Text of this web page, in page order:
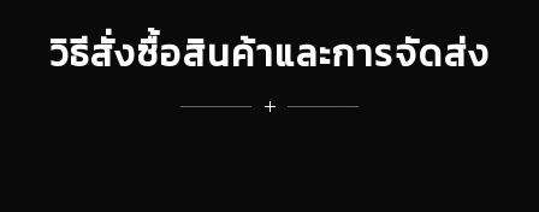
วิธีสั่งซื้อสินค้าและการจัดส่ง